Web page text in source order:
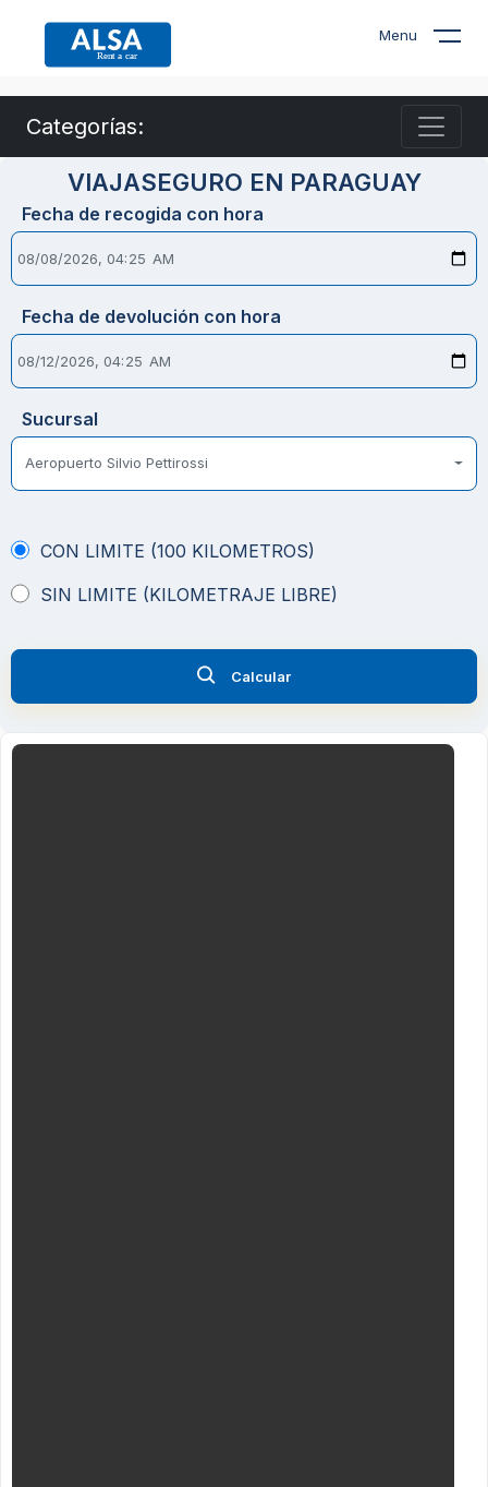
Menu
Categorías:
VIAJASEGURO EN PARAGUAY
Fecha de recogida con hora
Fecha de devolución con hora
Sucursal
Aeropuerto Silvio Pettirossi
CON LIMITE (100 KILOMETROS)
SIN LIMITE (KILOMETRAJE LIBRE)
Calcular